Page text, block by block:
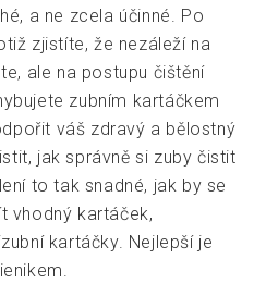
a ne zcela účinné. Po
zjistíte, že nezáleží na
ale na postupu čištění
zubním kartáčkem
váš zdravý a bělostný
jak správně si zuby čistit
to tak snadné, jak by se
vhodný kartáček,
kartáčky. Nejlepší je